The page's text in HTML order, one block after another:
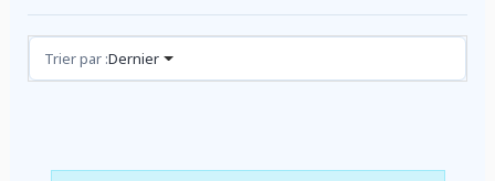
Avis (0)
Trier par :Dernier